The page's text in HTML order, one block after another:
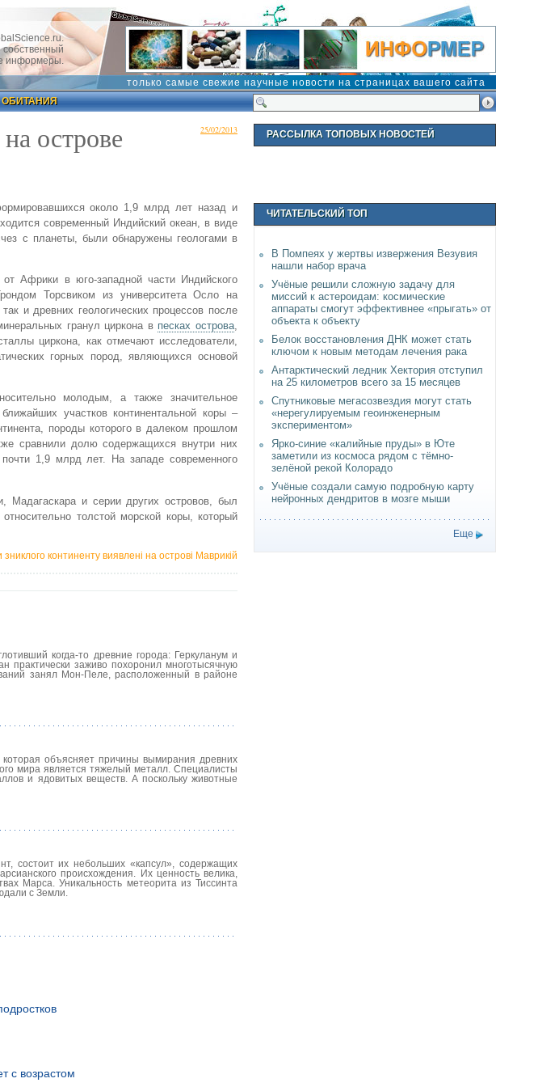
информеры.
только самые свежие научные новости на страницах вашего сайта
25/02/2013
острове
около 1,9 млрд лет назад и
современный Индийский океан, в виде
с планеты, были обнаружены геологами в
Африки в юго-западной части Индийского
Торсвиком из университета Осло на
и древних геологических процессов после
гранул циркона в песках острова,
циркона, как отмечают исследователи,
горных пород, являющихся основой
молодым, а также значительное
участков континентальной коры –
породы которого в далеком прошлом
сравнили долю содержащихся внутри них
1,9 млрд лет. На западе современного
Мадагаскара и серии других островов, был
толстой морской коры, который
зниклого континенту виявлені на острові Маврикій
когда-то древние города: Геркуланум и
практически заживо похоронил многотысячную
занял Мон-Пеле, расположенный в районе
объясняет причины вымирания древних
мира является тяжелый металл. Специалисты
и ядовитых веществ. А поскольку животные
состоит их небольших «капсул», содержащих
происхождения. Их ценность велика,
Марса. Уникальность метеорита из Тиссинта
с Земли.
с возрастом
РАССЫЛКА ТОПОВЫХ НОВОСТЕЙ
ЧИТАТЕЛЬСКИЙ ТОП
В Помпеях у жертвы извержения Везувия
нашли набор врача
Учёные решили сложную задачу для
миссий к астероидам: космические
аппараты смогут эффективнее «прыгать» от
объекта к объекту
Белок восстановления ДНК может стать
ключом к новым методам лечения рака
Антарктический ледник Хектория отступил
на 25 километров всего за 15 месяцев
Спутниковые мегасозвездия могут стать
«нерегулируемым геоинженерным
экспериментом»
Ярко-синие «калийные пруды» в Юте
заметили из космоса рядом с тёмно-
зелёной рекой Колорадо
Учёные создали самую подробную карту
нейронных дендритов в мозге мыши
Еще